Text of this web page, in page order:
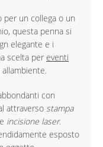
un collega o un
questa penna si
elegante e i
scelta per eventi
con
attraverso stampa
incisione laser.
esposto